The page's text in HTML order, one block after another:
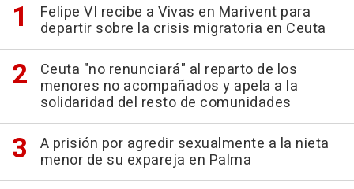
Felipe VI recibe a Vivas en Marivent para
departir sobre la crisis migratoria en Ceuta
Ceuta "no renunciará" al reparto de los
menores no acompañados y apela a la
solidaridad del resto de comunidades
A prisión por agredir sexualmente a la nieta
menor de su expareja en Palma